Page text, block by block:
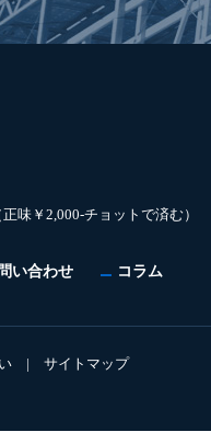
味￥2,000-チョットで済む）
い合わせ コラム
| サイトマップ